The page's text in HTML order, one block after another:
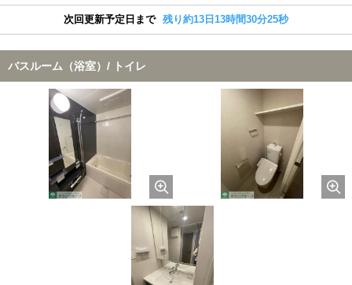
次回更新予定日まで 残り約13日13時間30分24秒
バスルーム（浴室）/ トイレ